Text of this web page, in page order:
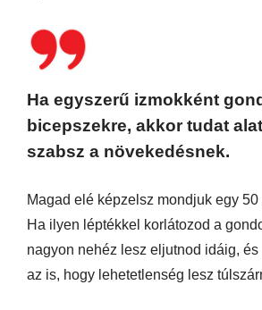
Ha egyszerű izmokként
bicepszekre, akkor tudat
szabsz a növekedésnek.
Magad elé képzelsz mondjuk egy
Ha ilyen léptékkel korlátozod a
nagyon nehéz lesz eljutnod idáig,
az is, hogy lehetetlenség lesz